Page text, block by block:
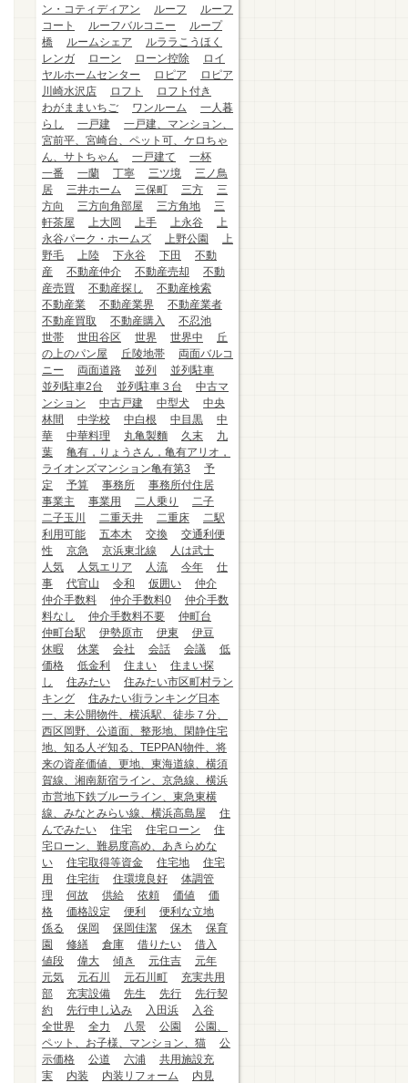
ン・コティディアン
ルーフ
ルーフ
コート
ルーフバルコニー
ループ
橋
ルームシェア
ルララこうほく
レンガ
ローン ローン控除
ロイ
ヤルホームセンター
ロピア
ロピア
川崎水沢店
ロフト
ロフト付き
わがままいちご
ワンルーム
一人暮
らし
一戸建
一戸建、マンション、
宮前平、宮崎台、ペット可、ケロちゃ
ん、サトちゃん
一戸建て
一杯
一番
一蘭 丁寧 三ツ境
三ノ鳥
居
三井ホーム 三保町 三方
三
方向
三方向角部屋 三方角地
三
軒茶屋
上大岡 上手 上永谷
上
永谷パーク・ホームズ
上野公園
上
野毛
上陸 下永谷 下田
不動
産
不動産仲介 不動産売却
不動
産売買
不動産探し
不動産検索
不動産業
不動産業界
不動産業者
不動産買取
不動産購入
不忍池
世帯
世田谷区 世界 世界中
丘
の上のパン屋
丘陵地帯
両面バルコ
ニー
両面道路 並列
並列駐車
並列駐車2台
並列駐車３台
中古マ
ンション
中古戸建 中型犬
中央
林間
中学校 中白根 中目黒
中
華
中華料理 丸亀製麵 久末
九
葉
亀有，りょうさん，亀有アリオ，
ライオンズマンション亀有第3
予
定
予算 事務所
事務所付住居
事業主
事業用 二人乗り
二子
二子玉川
二重天井 二重床
二駅
利用可能
五本木 交換
交通利便
性
京急 京浜東北線
人は武士
人気
人気エリア 人流 今年
仕
事
代官山 令和 仮囲い
仲介
仲介手数料
仲介手数料0
仲介手数
料なし
仲介手数料不要
仲町台
仲町台駅
伊勢原市 伊東
伊豆
休暇
休業 会社 会話 会議
低
価格
低金利 住まい
住まい探
し
住みたい
住みたい市区町村ラン
キング
住みたい街ランキング日本
一、未公開物件、横浜駅、徒歩７分、
西区岡野、公道面、整形地、閑静住宅
地、知る人ぞ知る、TEPPAN物件、将
来の資産価値、更地、東海道線、横須
賀線、湘南新宿ライン、京急線、横浜
市営地下鉄ブルーライン、東急東横
線、みなとみらい線、横浜高島屋
住
んでみたい
住宅 住宅ローン
住
宅ローン、難易度高め、あきらめな
い
住宅取得等資金 住宅地
住宅
用
住宅街 住環境良好
体調管
理
何故 供給 依頼 価値
価
格
価格設定 便利
便利な立地
係る
保岡 保岡佳潔 保木
保育
園
修繕 倉庫 借りたい
借入
値段
偉大 傾き 元住吉
元年
元気
元石川 元石川町
充実共用
部
充実設備 先生 先行
先行契
約
先行申し込み 入田浜
入谷
全世界
全力 八景 公園
公園、
ペット、お子様、マンション、猫
公
示価格
公道 六浦
共用施設充
実
内装 内装リフォーム
内見